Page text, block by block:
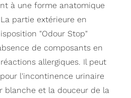
à une forme anatomique
partie extérieure en
"Odour Stop"
de composants en
allergiques. Il peut
l'incontinence urinaire
blanche et la douceur de la